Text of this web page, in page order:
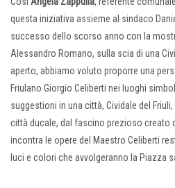
questa iniziativa assieme al sindaco
successo dello scorso anno con la
Alessandro Romano, sulla scia di una
aperto, abbiamo voluto proporre una
Friulano Giorgio Celiberti nei luoghi
suggestioni in una città, Cividale del
città ducale, dal fascino prezioso creato
incontra le opere del Maestro Celiberti
luci e colori che avvolgeranno la Piazza